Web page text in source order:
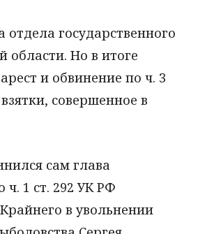
государственного
области. Но в итоге
и обвинение по ч. 3
совершенное в
сам глава
1 ст. 292 УК РФ
в увольнении